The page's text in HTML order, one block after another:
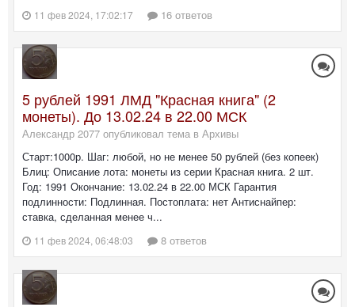
11 фев 2024, 17:02:17 16 ответов
5 рублей 1991 ЛМД "Красная книга" (2
монеты). До 13.02.24 в 22.00 МСК
Александр 2077 опубликовал тема в Архивы
Старт:1000р. Шаг: любой, но не менее 50 рублей (без копеек)
Блиц: Описание лота: монеты из серии Красная книга. 2 шт.
Год: 1991 Окончание: 13.02.24 в 22.00 МСК Гарантия
подлинности: Подлинная. Постоплата: нет Антиснайпер:
ставка, сделанная менее ч...
11 фев 2024, 06:48:03 8 ответов